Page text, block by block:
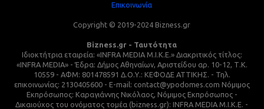
Επικοινωνία
Copyright © 2019-2024 Bizness.gr
Bizness.gr - Ταυτότητα
Ιδιοκτήτρια εταιρεία: «INFRA MEDIA M.I.K.E.» Διακριτικός τίτλος:
«INFRA MEDIA» - Έδρα: Δήμος Αθηναίων, Αριστείδου αρ. 10-12, Τ.Κ.
10559 - ΑΦΜ: 801478591 Δ.Ο.Υ.: ΚΕΦΟΔΕ ΑΤΤΙΚΗΣ. - Τηλ.
επικοινωνίας: 2130405600 - E-mail: contact@ypodomes.com Νόμιμος
Εκπρόσωπος: Καραγιάννης Νικόλαος, Νόμιμος Εκπρόσωπος -
Δικαιούχος του ονόματος τομέα (bizness.gr): INFRA MEDIA M.I.K.E. -